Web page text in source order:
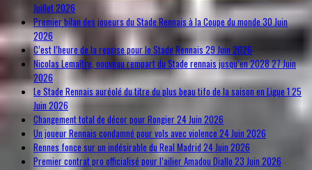
Juillet 2026
Premier bilan des joueurs du Stade Rennais à la Coupe du monde30 Juin
2026
C’est l’heure de la reprise pour le Stade Rennais29 Juin 2026
Nicolas Lemaître, nouveau rempart du Stade rennais jusqu’en 202827 Juin
2026
Le Stade Rennais auréolé du titre du plus beau tifo de la saison en Ligue 125
Juin 2026
Changement total de décor pour Rongier24 Juin 2026
Un joueur Rennais condamné pour vols avec violence 24 Juin 2026
Rennes fonce sur un indésirable du Real Madrid 24 Juin 2026
Premier contrat pro officialisé pour l’ailier Amadou Diallo 23 Juin 2026